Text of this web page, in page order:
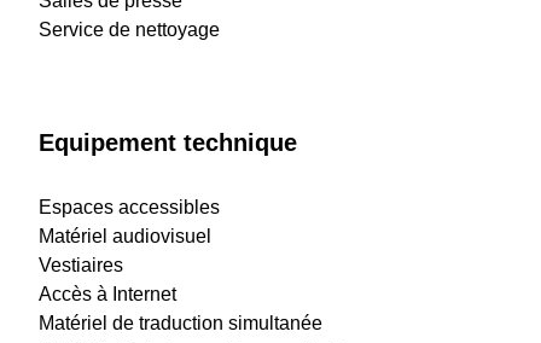
Service de nettoyage
Equipement technique
Espaces accessibles
Matériel audiovisuel
Vestiaires
Accès à Internet
Matériel de traduction simultanée